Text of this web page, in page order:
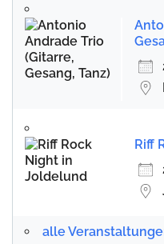
Riff
alle